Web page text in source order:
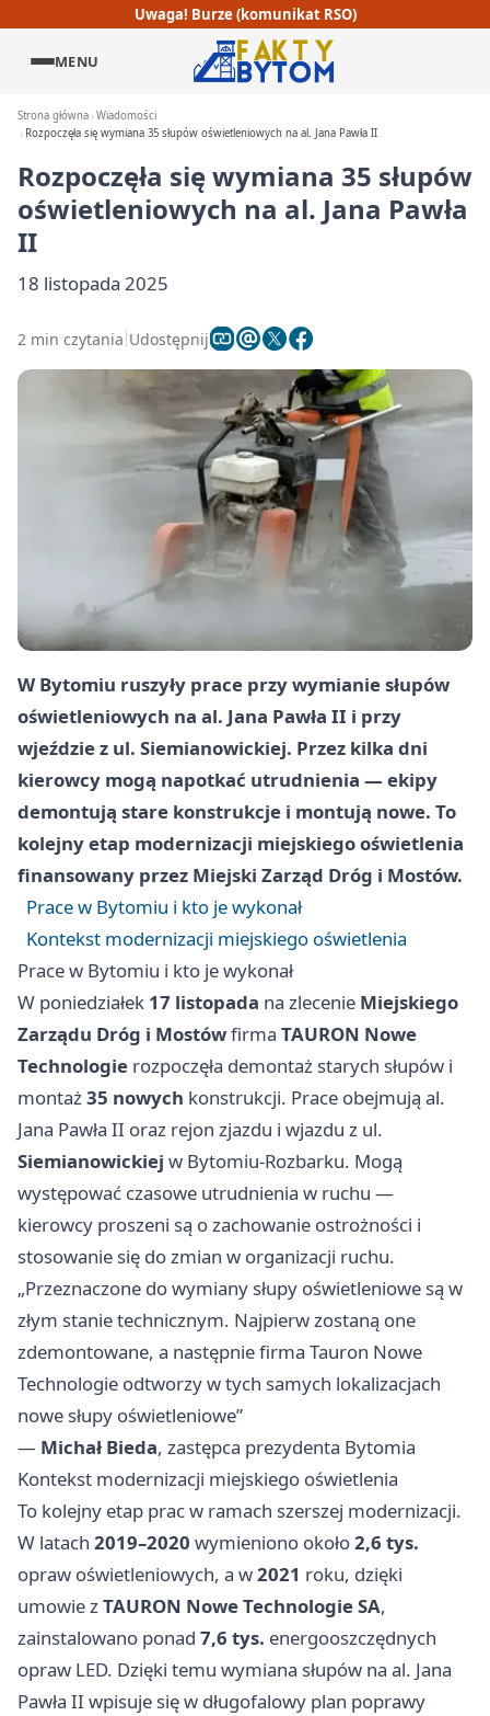
Uwaga! Burze (komunikat RSO)
MENU
Strona główna Wiadomości
Rozpoczęła się wymiana 35 słupów oświetleniowych na al. Jana Pawła II
Rozpoczęła się wymiana 35 słupów
oświetleniowych na al. Jana Pawła
II
18 listopada 2025
2 min czytania Udostępnij
W Bytomiu ruszyły prace przy wymianie słupów
oświetleniowych na al. Jana Pawła II i przy
wjeździe z ul. Siemianowickiej. Przez kilka dni
kierowcy mogą napotkać utrudnienia — ekipy
demontują stare konstrukcje i montują nowe. To
kolejny etap modernizacji miejskiego oświetlenia
finansowany przez Miejski Zarząd Dróg i Mostów.
Prace w Bytomiu i kto je wykonał
Kontekst modernizacji miejskiego oświetlenia
Prace w Bytomiu i kto je wykonał
W poniedziałek 17 listopada na zlecenie Miejskiego
Zarządu Dróg i Mostówfirma TAURON Nowe
Technologie rozpoczęła demontaż starych słupów i
montaż35 nowych konstrukcji. Prace obejmują al.
Jana Pawła II oraz rejon zjazdu i wjazdu z ul.
Siemianowickiej w Bytomiu‑Rozbarku. Mogą
występować czasowe utrudnienia w ruchu —
kierowcy proszeni są o zachowanie ostrożności i
stosowanie się do zmian w organizacji ruchu.
„Przeznaczone do wymiany słupy oświetleniowe są w
złym stanie technicznym. Najpierw zostaną one
zdemontowane, a następnie firma Tauron Nowe
Technologie odtworzy w tych samych lokalizacjach
nowe słupy oświetleniowe”
— Michał Bieda, zastępca prezydenta Bytomia
Kontekst modernizacji miejskiego oświetlenia
To kolejny etap prac w ramach szerszej modernizacji.
W latach 2019–2020 wymieniono około2,6 tys.
opraw oświetleniowych, a w2021 roku, dzięki
umowie zTAURON Nowe Technologie SA,
zainstalowano ponad 7,6 tys. energooszczędnych
opraw LED. Dzięki temu wymiana słupów na al. Jana
Pawła II wpisuje się w długofalowy plan poprawy